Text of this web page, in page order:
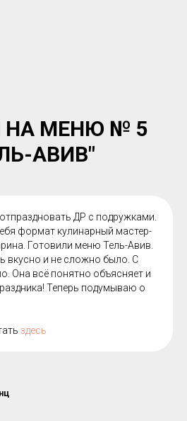
НА МЕНЮ № 5
АВИВ"
ДР с подружками.
формат кулинарный мастер-
Готовили меню Тель-Авив.
вкусно и не сложно было. С
Она всё понятно объясняет и
Теперь подумываю о
здесь